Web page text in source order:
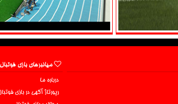
میانبرهای بازی
درباره ما
رپورتاژ آگهی در بازی